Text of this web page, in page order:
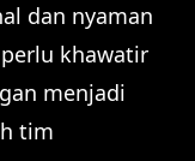
dan nyaman
khawatir
menjadi
tim